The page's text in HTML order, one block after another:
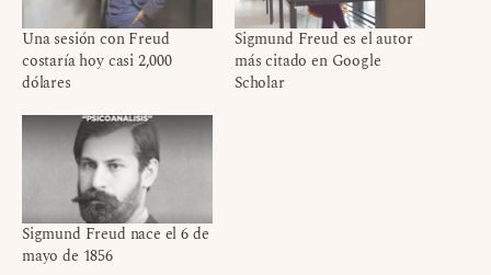
Una sesión con Freud
costaría hoy casi 2,000
dólares
Sigmund Freud es el autor
más citado en Google
Scholar
Sigmund Freud nace el 6 de
mayo de 1856